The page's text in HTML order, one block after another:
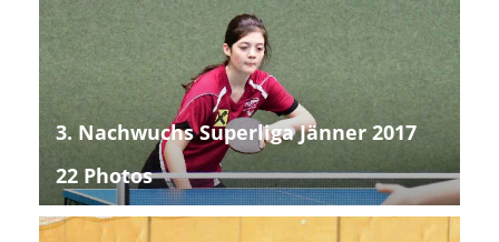
3. Nachwuchs Superliga Jänner 2017
22 Photos